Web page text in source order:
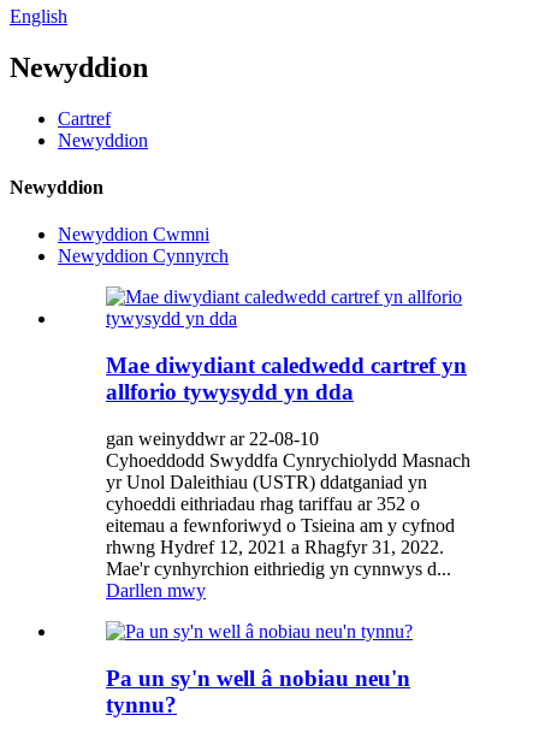
English
Newyddion
Cartref
Newyddion
Newyddion
Newyddion Cwmni
Newyddion Cynnyrch
Mae diwydiant caledwedd cartref yn
allforio tywysydd yn dda
gan weinyddwr ar 22-08-10
Cyhoeddodd Swyddfa Cynrychiolydd Masnach
yr Unol Daleithiau (USTR) ddatganiad yn
cyhoeddi eithriadau rhag tariffau ar 352 o
eitemau a fewnforiwyd o Tsieina am y cyfnod
rhwng Hydref 12, 2021 a Rhagfyr 31, 2022.
Mae'r cynhyrchion eithriedig yn cynnwys d...
Darllen mwy
Pa un sy'n well â nobiau neu'n
tynnu?